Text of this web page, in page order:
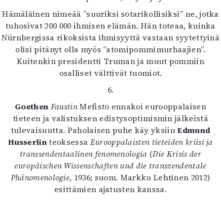
Hämäläinen nimeää ”suuriksi sotarikollisiksi” ne, jotka
tuhosivat 200 000 ihmisen elämän. Hän toteaa, kuinka
Nürnbergissa rikoksista ihmisyyttä vastaan syytettyinä
olisi pitänyt olla myös ”atomipommimurhaajien”.
Kuitenkin presidentti Truman ja muut pommiin
osalliset välttivät tuomiot.
6.
Goethen FaustinMefisto ennakoi eurooppalaisen
tieteen ja valistuksen edistysoptimismin jälkeistä
tulevaisuutta. Paholaisen puhe käy yksiinEdmund
Husserlinteoksessa Eurooppalaisten tieteiden kriisi ja
transsendentaalinen fenomenologia (Die Krisis der
europäischen Wissenschaften und die transzendentale
Phänomenologie, 1936; suom. Markku Lehtinen 2012)
esittämien ajatusten kanssa.